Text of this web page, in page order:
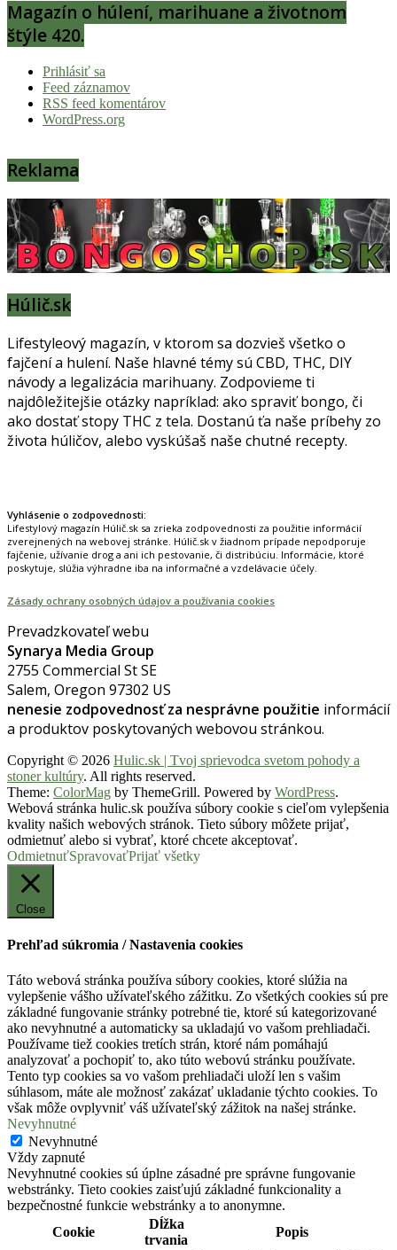
Magazín o húlení, marihuane a životnom
štýle 420.
Prihlásiť sa
Feed záznamov
RSS feed komentárov
WordPress.org
Reklama
Húlič.sk
Lifestyleový magazín, v ktorom sa dozvieš všetko o
fajčení a hulení. Naše hlavné témy sú CBD, THC, DIY
návody a legalizácia marihuany. Zodpovieme ti
najdôležitejšie otázky napríklad: ako spraviť bongo, či
ako dostať stopy THC z tela. Dostanú ťa naše príbehy zo
života húličov, alebo vyskúšaš naše chutné recepty.
Vyhlásenie o zodpovednosti:
Lifestylový magazín Húlič.sk sa zrieka zodpovednosti za použitie informácií
zverejnených na webovej stránke. Húlič.sk v žiadnom prípade nepodporuje
fajčenie, užívanie drog a ani ich pestovanie, či distribúciu. Informácie, ktoré
poskytuje, slúžia výhradne iba na informačné a vzdelávacie účely.
Zásady ochrany osobných údajov a používania cookies
Prevadzkovateľ webu
Synarya Media Group
2755 Commercial St SE
Salem, Oregon 97302 US
nenesie zodpovednosť za nesprávne použitie informácií
a produktov poskytovaných webovou stránkou.
Copyright © 2026 Hulic.sk | Tvoj sprievodca svetom pohody a
stoner kultúry. All rights reserved.
Theme: ColorMag by ThemeGrill. Powered by WordPress.
Webová stránka hulic.sk používa súbory cookie s cieľom vylepšenia
kvality našich webových stránok. Tieto súbory môžete prijať,
odmietnuť alebo si vybrať, ktoré chcete akceptovať.
OdmietnuťSpravovaťPrijať všetky
Close
Prehľad súkromia / Nastavenia cookies
Táto webová stránka používa súbory cookies, ktoré slúžia na
vylepšenie vášho užívateľského zážitku. Zo všetkých cookies sú pre
základné fungovanie stránky potrebné tie, ktoré sú kategorizované
ako nevyhnutné a automaticky sa ukladajú vo vašom prehliadači.
Používame tiež cookies tretích strán, ktoré nám pomáhajú
analyzovať a pochopiť to, ako túto webovú stránku používate.
Tento typ cookies sa vo vašom prehliadači uloží len s vašim
súhlasom, máte ale možnosť zakázať ukladanie týchto cookies. To
však môže ovplyvniť váš užívateľský zážitok na našej stránke.
Nevyhnutné
Nevyhnutné
Vždy zapnuté
Nevyhnutné cookies sú úplne zásadné pre správne fungovanie
webstránky. Tieto cookies zaisťujú základné funkcionality a
bezpečnostné funkcie webstránky a to anonymne.
Cookie
Dĺžka
trvania
Popis